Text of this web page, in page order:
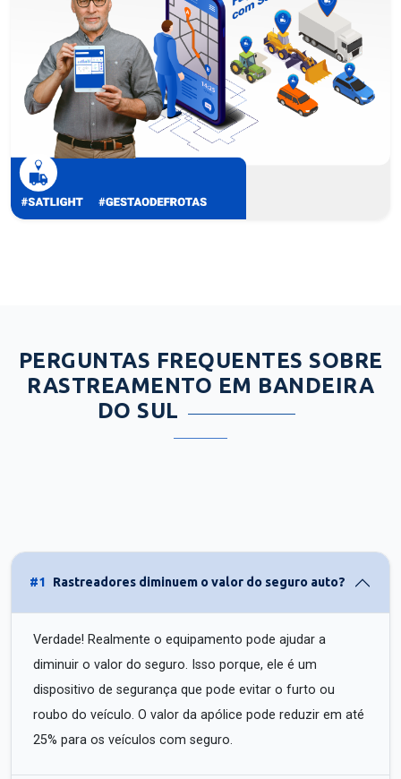
PERGUNTAS FREQUENTES SOBRE
RASTREAMENTO EM BANDEIRA
DO SUL
#1 Rastreadores diminuem o valor do seguro auto?
Verdade! Realmente o equipamento pode ajudar a
diminuir o valor do seguro. Isso porque, ele é um
dispositivo de segurança que pode evitar o furto ou
roubo do veículo. O valor da apólice pode reduzir em até
25% para os veículos com seguro.